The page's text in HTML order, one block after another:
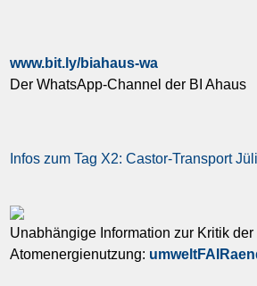
www.bit.ly/biahaus-wa
Der WhatsApp-Channel der BI Ahaus
Infos zum Tag X2: Castor-Transport
Unabhängige Information zur Kritik der
Atomenergienutzung: